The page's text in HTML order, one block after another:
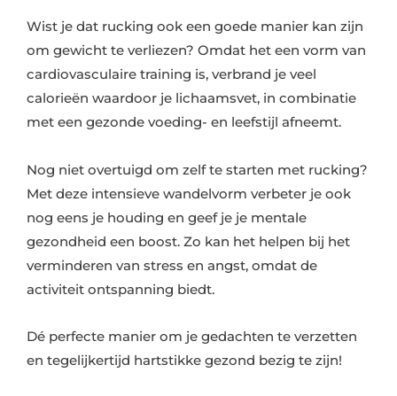
Wist je dat rucking ook een goede manier kan zijn
om gewicht te verliezen? Omdat het een vorm van
cardiovasculaire training is, verbrand je veel
calorieën waardoor je lichaamsvet, in combinatie
met een gezonde voeding- en leefstijl afneemt.
Nog niet overtuigd om zelf te starten met rucking?
Met deze intensieve wandelvorm verbeter je ook
nog eens je houding en geef je je mentale
gezondheid een boost. Zo kan het helpen bij het
verminderen van stress en angst, omdat de
activiteit ontspanning biedt.
Dé perfecte manier om je gedachten te verzetten
en tegelijkertijd hartstikke gezond bezig te zijn!